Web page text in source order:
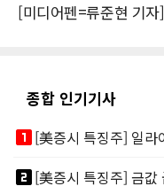
[미디어펜=류준현 기자]
종합 인기기사
looks_one
looks_two